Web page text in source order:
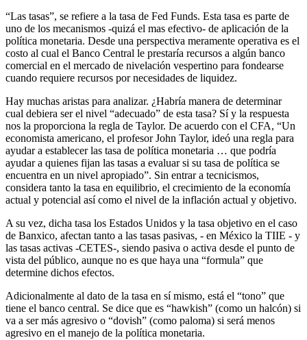
“Las tasas”, se refiere a la tasa de Fed Funds. Esta tasa es parte de
uno de los mecanismos -quizá el mas efectivo- de aplicación de la
política monetaria. Desde una perspectiva meramente operativa es el
costo al cual el Banco Central le prestaría recursos a algún banco
comercial en el mercado de nivelación vespertino para fondearse
cuando requiere recursos por necesidades de liquidez.
Hay muchas aristas para analizar. ¿Habría manera de determinar
cual debiera ser el nivel “adecuado” de esta tasa? Sí y la respuesta
nos la proporciona la regla de Taylor. De acuerdo con el CFA, “Un
economista americano, el profesor John Taylor, ideó una regla para
ayudar a establecer las tasa de política monetaria … que podría
ayudar a quienes fijan las tasas a evaluar si su tasa de política se
encuentra en un nivel apropiado”. Sin entrar a tecnicismos,
considera tanto la tasa en equilibrio, el crecimiento de la economía
actual y potencial así como el nivel de la inflación actual y objetivo.
A su vez, dicha tasa los Estados Unidos y la tasa objetivo en el caso
de Banxico, afectan tanto a las tasas pasivas, - en México la TIIE - y
las tasas activas -CETES-, siendo pasiva o activa desde el punto de
vista del público, aunque no es que haya una “formula” que
determine dichos efectos.
Adicionalmente al dato de la tasa en sí mismo, está el “tono” que
tiene el banco central. Se dice que es “hawkish” (como un halcón) si
va a ser más agresivo o “dovish” (como paloma) si será menos
agresivo en el manejo de la política monetaria.